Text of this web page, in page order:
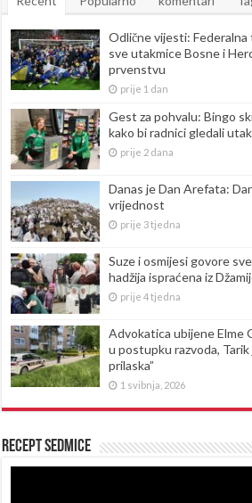
Odlične vijesti:
sve utakmice Bosne i
prvenstvu
prije 1 dan
Gest za pohvalu: Bingo
kako bi radnici gledali
prije 2 dana
Danas je Dan Arefata:
vrijednost
prije 3 tjedna
Suze i osmijesi govore
hadžija ispraćena iz
prije 4 tjedna
Advokatica ubijene Elme
u postupku razvoda,
prilaska”
1 svibnja, 2026
Recept sedmice